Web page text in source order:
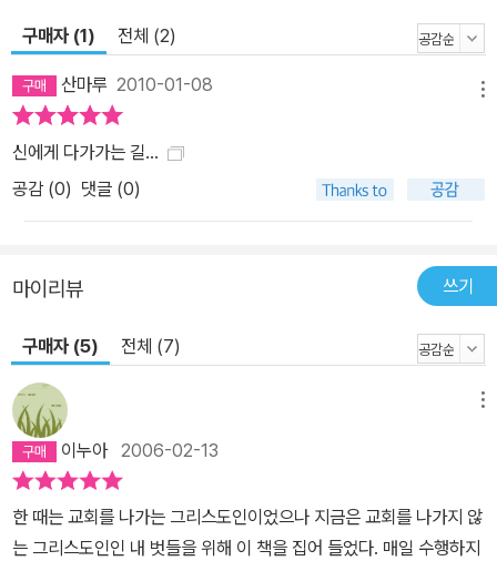
구매자 (1) 전체 (2)
산마루 2010-01-08
신에게 다가가는 길...
공감 (0) 댓글 (0)
마이리뷰 쓰기
구매자 (5) 전체 (7)
이누아2006-02-13
한 때는 교회를 나가는 그리스도인이었으나 지금은 교회를 나가지 않
는 그리스도인인 내 벗들을 위해 이 책을 집어 들었다. 매일 수행하지